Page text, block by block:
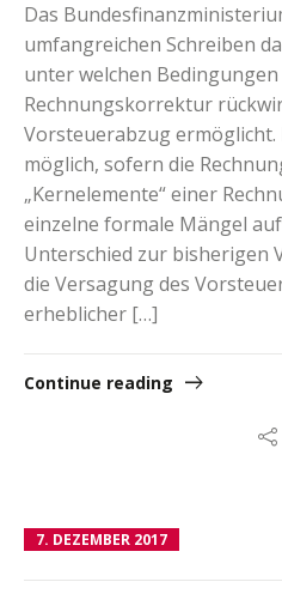
Das
umfangreichen Schreiben
unter welchen Bedingungen
Rechnungskorrektur
Vorsteuerabzug ermöglicht.
möglich, sofern die
„Kernelemente“ einer
einzelne formale Mängel
Unterschied zur bisherigen
die Versagung des
erheblicher […]
Continue reading
7. DEZEMBER 2017